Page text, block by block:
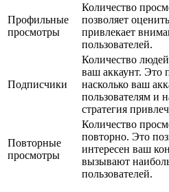
Профильные
просмотры
Количество
позволяет
привлекает
пользователей.
Подписчики
Количество
ваш аккаунт. Это
насколько ваш
пользователям и
стратегия
Повторные
просмотры
Количество
повторно. Это
интересен ваш
вызывают
пользователей.